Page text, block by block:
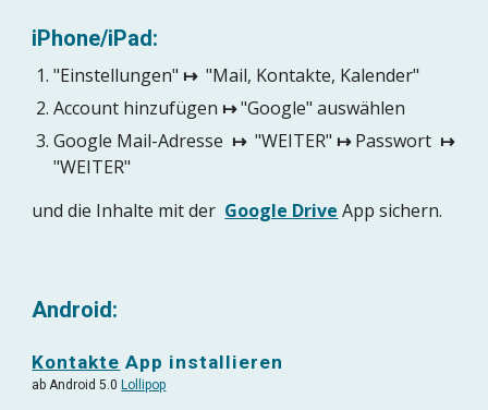
iPhone/iPad:
"Einstellungen" ↦
  "Mail, Kontakte, Kalender"
Account hinzufügen ↦ "Google" auswählen
Google Mail-Adresse ↦
  "WEITER"
↦ Passwort ↦
"WEITER"
und die Inhalte mit der Google Drive App sichern.
Android:
Kontakte App installieren
ab Android 5.0 Lollipop